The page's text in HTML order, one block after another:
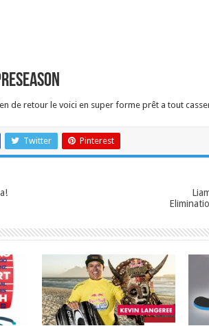
de retour le voici en super forme prêt a tout casser
Twitter Pinterest